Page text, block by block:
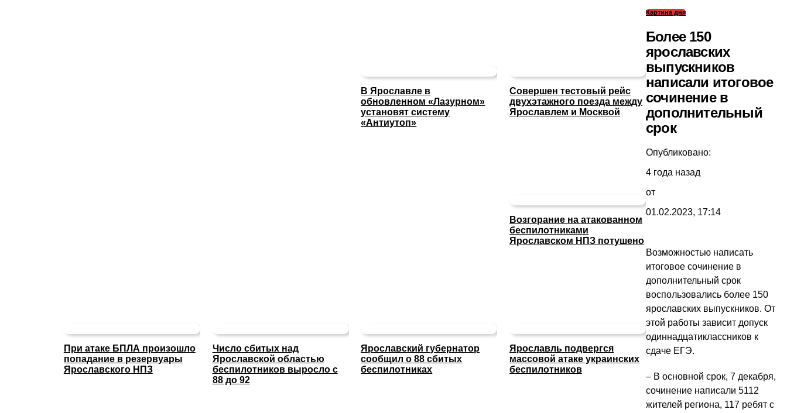
В Ярославле в
обновленном «Лазурном»
установят систему
«Антиутоп»
Совершен тестовый рейс
двухэтажного поезда между
Ярославлем и Москвой
Возгорание на атакованном
беспилотниками
Ярославском НПЗ потушено
При атаке БПЛА произошло
попадание в резервуары
Ярославского НПЗ
Число сбитых над
Ярославской областью
беспилотников выросло с
88 до 92
Ярославский губернатор
сообщил о 88 сбитых
беспилотниках
Ярославль подвергся
массовой атаке украинских
беспилотников
Картина дня
Более 150
ярославских
выпускников
написали итоговое
сочинение в
дополнительный
срок
Опубликовано:
4 года назад
от
01.02.2023, 17:14
Возможностью написать
итоговое сочинение в
дополнительный срок
воспользовались более 150
ярославских выпускников. От
этой работы зависит допуск
одиннадцатиклассников к
сдаче ЕГЭ.
– В основной срок, 7 декабря,
сочинение написали 5112
жителей региона, 117 ребят с